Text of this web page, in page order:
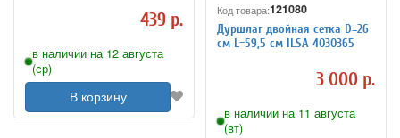
439 р.
в наличии на 12 августа
(ср)
В корзину
Код товара:121080
Дуршлаг двойная сетка D=26
см L=59,5 см ILSA 4030365
3 000 р.
в наличии на 11 августа
(вт)